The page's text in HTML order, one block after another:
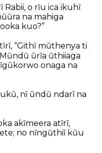
Rabii, o rĩu ica ikuhĩ
na mahiga
kuo?”
“Githĩ mũthenya ti
ũrĩa ũthiiaga
onaga na
nĩ ũndũ ndarĩ na
akĩmeera atĩrĩ,
no nĩngũthiĩ kũu